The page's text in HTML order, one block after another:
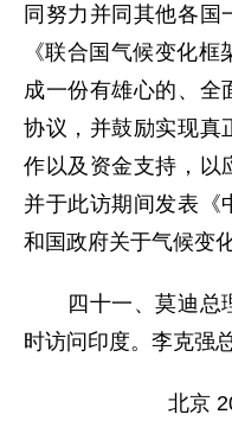
同努力并同其他各国
《联合国气候变化
成一份有雄心的、全
协议，并鼓励实现真
作以及资金支持，以
并于此访期间发表《
和国政府关于气候变
四十一、莫迪总理
时访问印度。李克强
北京